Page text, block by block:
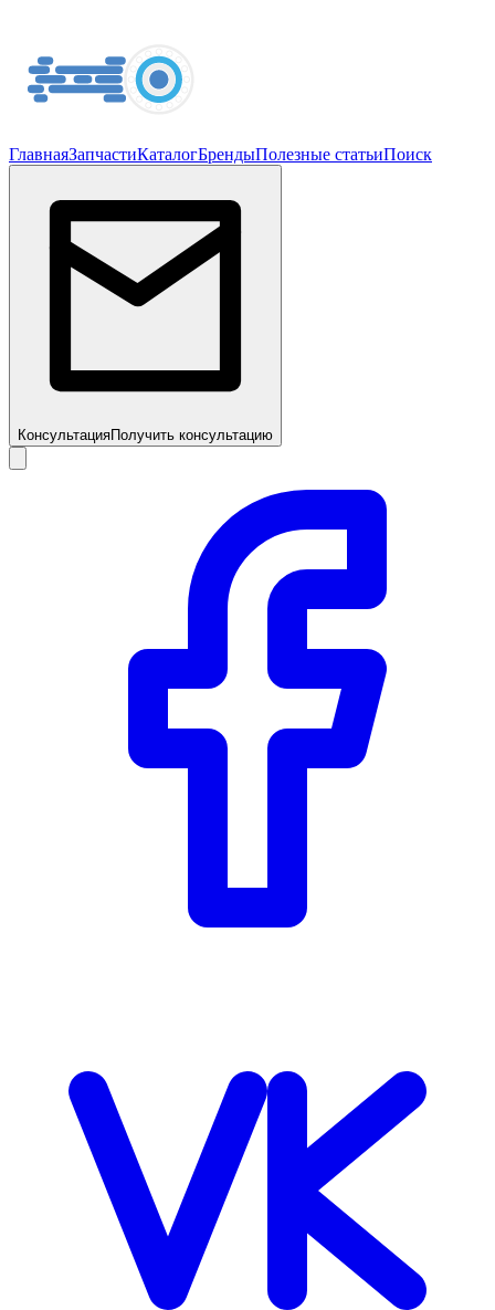
ГлавнаяЗапчастиКаталогБрендыПолезные статьиПоиск
КонсультацияПолучить консультацию